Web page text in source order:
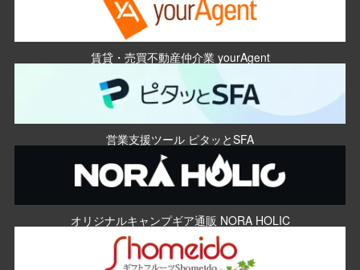
賃貸・売買不動産仲介業 yourAgent
営業支援ツール ピタッとSFA
オリジナルキャンプギア通販 NORA HOLIC